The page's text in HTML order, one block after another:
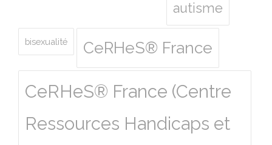
autisme
bisexualité CeRHeS® France
CeRHeS® France (Centre
Ressources Handicaps et